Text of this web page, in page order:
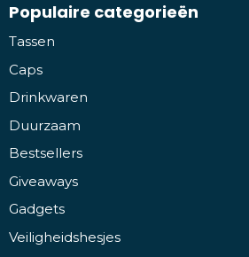
Populaire categorieën
Tassen
Caps
Drinkwaren
Duurzaam
Bestsellers
Giveaways
Gadgets
Veiligheidshesjes